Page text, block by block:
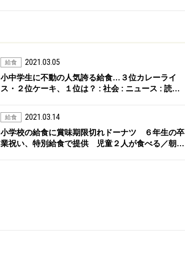
給食 2021.03.05
小中学生に不動の人気誇る給食…３位カレーライ
ス・２位ケーキ、１位は？ : 社会 : ニュース : 読…
給食 2021.03.14
小学校の給食に賞味期限切れドーナツ ６年生の卒
業祝い、特別給食で提供 児童２人が食べる／朝…